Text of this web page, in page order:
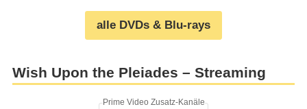
alle DVDs & Blu-rays
Wish Upon the Pleiades – Streaming
Prime Video Zusatz-Kanäle